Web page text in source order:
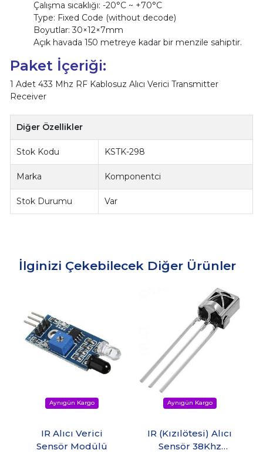
Çalışma sıcaklığı: -20°C ~ +70°C
Type: Fixed Code (without decode)
Boyutlar: 30×12×7mm
Açık havada 150 metreye kadar bir menzile sahiptir.
Paket İçeriği:
1 Adet 433 Mhz RF Kablosuz Alıcı Verici Transmitter
Receiver
Diğer Özellikler
Stok Kodu KSTK-298
Marka Komponentci
Stok Durumu Var
İlginizi Çekebilecek Diğer Ürünler
IR Alıcı Verici
Sensör Modülü
IR (Kızılötesi) Alıcı
Sensör 38Khz